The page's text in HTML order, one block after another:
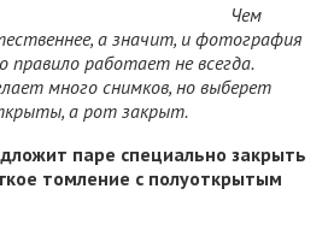
Чем
а значит, и фотография
правило работает не всегда.
много снимков, но выберет
а рот закрыт.
паре специально закрыть
томление с полуоткрытым